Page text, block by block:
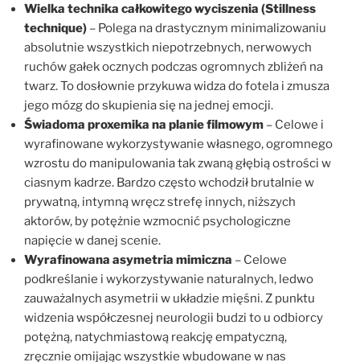
Wielka technika całkowitego wyciszenia (Stillness
technique) – Polega na drastycznym minimalizowaniu
absolutnie wszystkich niepotrzebnych, nerwowych
ruchów gałek ocznych podczas ogromnych zbliżeń na
twarz. To dosłownie przykuwa widza do fotela i zmusza
jego mózg do skupienia się na jednej emocji.
Świadoma proxemika na planie filmowym – Celowe i
wyrafinowane wykorzystywanie własnego, ogromnego
wzrostu do manipulowania tak zwaną głębią ostrości w
ciasnym kadrze. Bardzo często wchodził brutalnie w
prywatną, intymną wręcz strefę innych, niższych
aktorów, by potężnie wzmocnić psychologiczne
napięcie w danej scenie.
Wyrafinowana asymetria mimiczna – Celowe
podkreślanie i wykorzystywanie naturalnych, ledwo
zauważalnych asymetrii w układzie mięśni. Z punktu
widzenia współczesnej neurologii budzi to u odbiorcy
potężną, natychmiastową reakcję empatyczną,
zręcznie omijając wszystkie wbudowane w nas